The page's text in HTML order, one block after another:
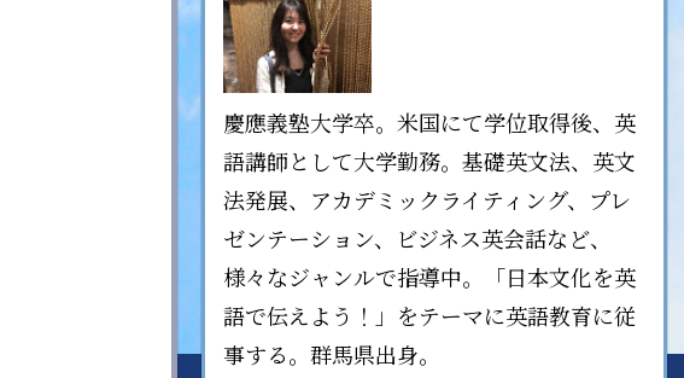
慶應義塾大学卒。米国にて学位取得後、英
語講師として大学勤務。基礎英文法、英文
法発展、アカデミックライティング、プレ
ゼンテーション、ビジネス英会話など、
様々なジャンルで指導中。「日本文化を英
語で伝えよう！」をテーマに英語教育に従
事する。群馬県出身。